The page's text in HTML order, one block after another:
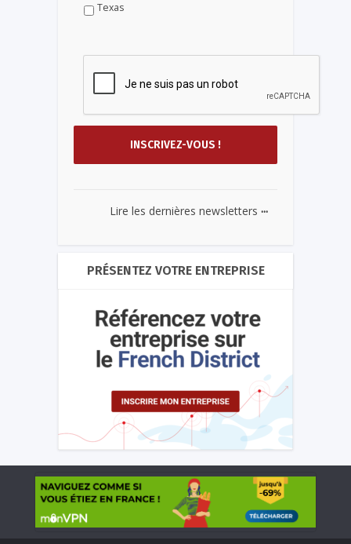
Texas
Lire les dernières newsletters ...
PRÉSENTEZ VOTRE ENTREPRISE